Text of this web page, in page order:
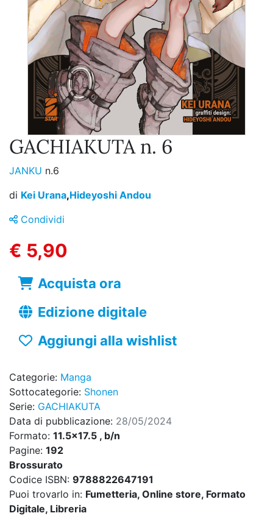
GACHIAKUTA n. 6
JANKU n.6
di Kei Urana,Hideyoshi Andou
Condividi
€ 5,90
Acquista ora
Edizione digitale
Aggiungi alla wishlist
Categorie: Manga
Sottocategorie: Shonen
Serie: GACHIAKUTA
Data di pubblicazione: 28/05/2024
Formato: 11.5x17.5 , b/n
Pagine: 192
Brossurato
Codice ISBN: 9788822647191
Puoi trovarlo in: Fumetteria, Online store, Formato
Digitale, Libreria